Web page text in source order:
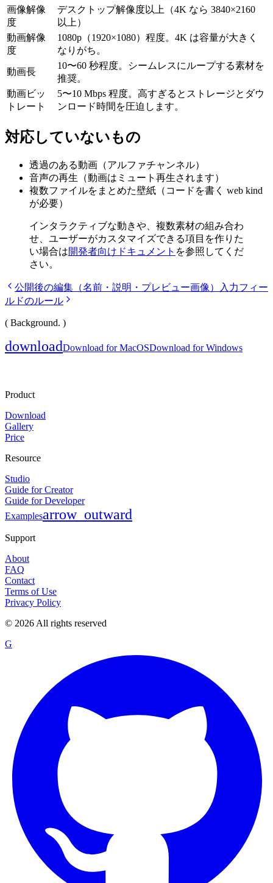
画像解像
度
デスクトップ解像度以上（4K なら 3840×2160
以上）
動画解像
度
1080p（1920×1080）程度。4K は容量が大きく
なりがち。
動画長
10〜60 秒程度。シームレスにループする素材を
推奨。
動画ビッ
トレート
5〜10 Mbps 程度。高すぎるとストレージとダウ
ンロード時間を圧迫します。
対応していないもの
透過のある動画（アルファチャンネル）
音声の再生（動画はミュート再生されます）
複数ファイルをまとめた壁紙（コードを書く web kind
が必要）
インタラクティブな動きや、複数素材の組み合わ
せ、ユーザーがカスタマイズできる項目を作りた
い場合は開発者向けドキュメント を参照してくだ
さい。
公開後の編集（名前・説明・プレビュー画像）
入力フィー
ルドのルール
( Background. )
downloadDownload for MacOSDownload for Windows
Product
Download
Gallery
Price
Resource
Studio
Guide for Creator
Guide for Developer
Examplesarrow_outward
Support
About
FAQ
Contact
Terms of Use
Privacy Policy
© 2026 All rights reserved
G